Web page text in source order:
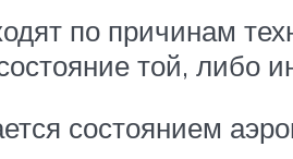
по причинам
той, либо
состоянием